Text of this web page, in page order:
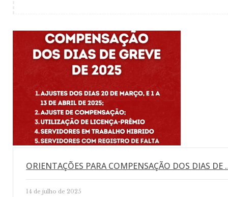
ORIENTAÇÕES PARA COMPENSAÇÃO DOS DIAS DE
14 de julho de 2025